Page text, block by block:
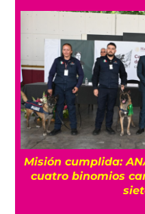
Misión cumplida:
cuatro binomios